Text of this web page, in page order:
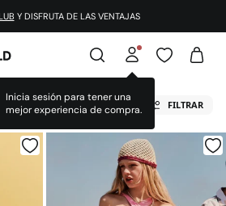
¡DESCARGA LA APP!
FILTRAR